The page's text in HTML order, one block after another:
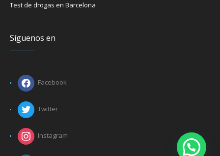
Test de drogas en Barcelona
Síguenos en
Facebook
Twitter
Instagram